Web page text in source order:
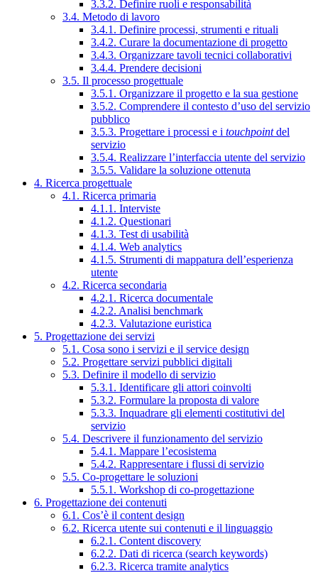
3.3.2. Definire ruoli e responsabilità
3.4. Metodo di lavoro
3.4.1. Definire processi, strumenti e rituali
3.4.2. Curare la documentazione di progetto
3.4.3. Organizzare tavoli tecnici collaborativi
3.4.4. Prendere decisioni
3.5. Il processo progettuale
3.5.1. Organizzare il progetto e la sua gestione
3.5.2. Comprendere il contesto d’uso del servizio
pubblico
3.5.3. Progettare i processi e i touchpointdel
servizio
3.5.4. Realizzare l’interfaccia utente del servizio
3.5.5. Validare la soluzione ottenuta
4. Ricerca progettuale
4.1. Ricerca primaria
4.1.1. Interviste
4.1.2. Questionari
4.1.3. Test di usabilità
4.1.4. Web analytics
4.1.5. Strumenti di mappatura dell’esperienza
utente
4.2. Ricerca secondaria
4.2.1. Ricerca documentale
4.2.2. Analisi benchmark
4.2.3. Valutazione euristica
5. Progettazione dei servizi
5.1. Cosa sono i servizi e il service design
5.2. Progettare servizi pubblici digitali
5.3. Definire il modello di servizio
5.3.1. Identificare gli attori coinvolti
5.3.2. Formulare la proposta di valore
5.3.3. Inquadrare gli elementi costitutivi del
servizio
5.4. Descrivere il funzionamento del servizio
5.4.1. Mappare l’ecosistema
5.4.2. Rappresentare i flussi di servizio
5.5. Co-progettare le soluzioni
5.5.1. Workshop di co-progettazione
6. Progettazione dei contenuti
6.1. Cos’è il content design
6.2. Ricerca utente sui contenuti e il linguaggio
6.2.1. Content discovery
6.2.2. Dati di ricerca (search keywords)
6.2.3. Ricerca tramite analytics